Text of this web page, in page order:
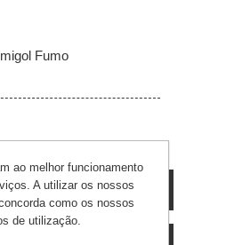
Fumo
ao melhor funcionamento
A utilizar os nossos
como os nossos
de utilização.